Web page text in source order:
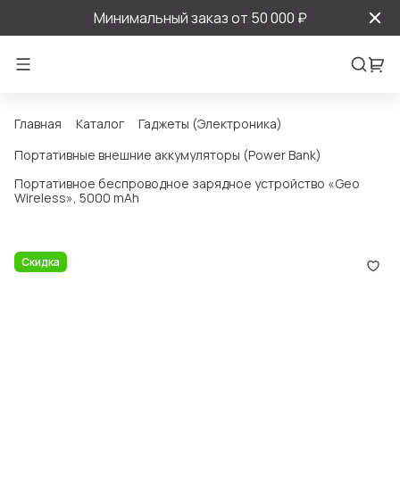
Минимальный заказ от 50 000 ₽
Главная Каталог
Гаджеты (Электроника)
Портативные внешние аккумуляторы (Power Bank)
Портативное беспроводное зарядное устройство «Geo
Wireless», 5000 mAh
Скидка